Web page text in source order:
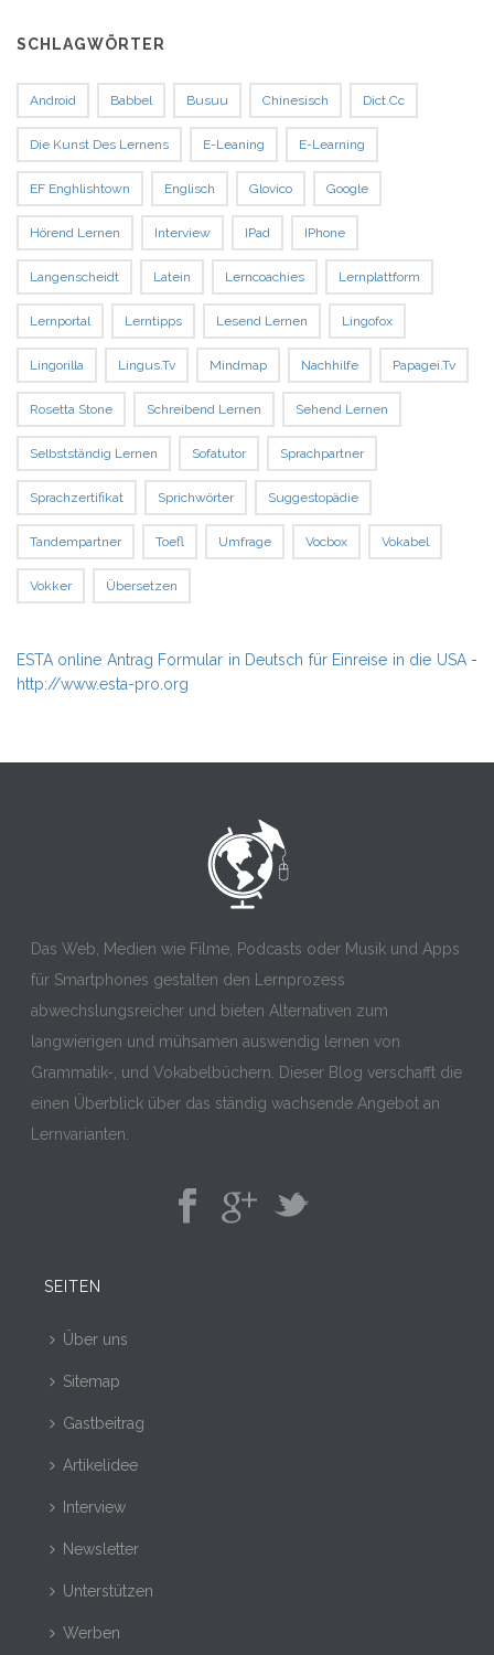
SCHLAGWÖRTER
Android Babbel Busuu Chinesisch Dict.cc
Die Kunst Des Lernens E-Leaning E-Learning
EF Enghlishtown Englisch Glovico Google
Hörend Lernen Interview IPad IPhone
Langenscheidt Latein Lerncoachies Lernplattform
Lernportal Lerntipps Lesend Lernen Lingofox
Lingorilla Lingus.tv Mindmap Nachhilfe Papagei.tv
Rosetta Stone Schreibend Lernen Sehend Lernen
Selbstständig Lernen Sofatutor Sprachpartner
Sprachzertifikat Sprichwörter Suggestopädie
Tandempartner Toefl Umfrage Vocbox Vokabel
Vokker Übersetzen
ESTA online Antrag Formular in Deutsch für Einreise in die USA-
http://www.esta-pro.org
Das Web, Medien wie Filme, Podcasts oder Musik und Apps
für Smartphones gestalten den Lernprozess
abwechslungsreicher und bieten Alternativen zum
langwierigen und mühsamen auswendig lernen von
Grammatik-, und Vokabelbüchern. Dieser Blog verschafft die
einen Überblick über das ständig wachsende Angebot an
Lernvarianten.
SEITEN
Über uns
Sitemap
Gastbeitrag
Artikelidee
Interview
Newsletter
Unterstützen
Werben